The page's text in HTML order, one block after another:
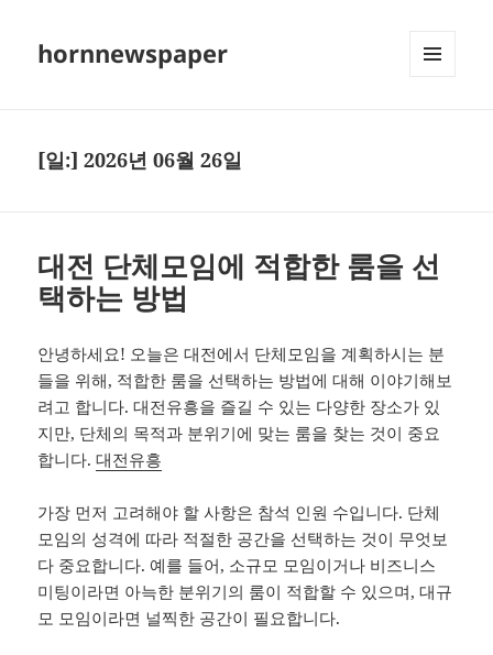
hornnewspaper
[일:]2026년 06월 26일
대전 단체모임에 적합한 룸을 선
택하는 방법
안녕하세요! 오늘은 대전에서 단체모임을 계획하시는 분
들을 위해, 적합한 룸을 선택하는 방법에 대해 이야기해보
려고 합니다. 대전유흥을 즐길 수 있는 다양한 장소가 있
지만, 단체의 목적과 분위기에 맞는 룸을 찾는 것이 중요
합니다.대전유흥
가장 먼저 고려해야 할 사항은 참석 인원 수입니다. 단체
모임의 성격에 따라 적절한 공간을 선택하는 것이 무엇보
다 중요합니다. 예를 들어, 소규모 모임이거나 비즈니스
미팅이라면 아늑한 분위기의 룸이 적합할 수 있으며, 대규
모 모임이라면 널찍한 공간이 필요합니다.